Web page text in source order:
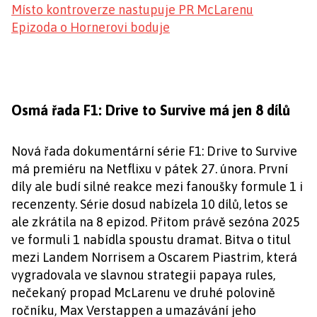
Místo kontroverze nastupuje PR McLarenu
Epizoda o Hornerovi boduje
Osmá řada F1: Drive to Survive má jen 8 dílů
Nová řada dokumentární série F1: Drive to Survive
má premiéru na Netflixu v pátek 27. února. První
díly ale budí silné reakce mezi fanoušky formule 1 i
recenzenty. Série dosud nabízela 10 dílů, letos se
ale zkrátila na 8 epizod. Přitom právě sezóna 2025
ve formuli 1 nabídla spoustu dramat. Bitva o titul
mezi Landem Norrisem a Oscarem Piastrim, která
vygradovala ve slavnou strategii papaya rules,
nečekaný propad McLarenu ve druhé polovině
ročníku, Max Verstappen a umazávání jeho